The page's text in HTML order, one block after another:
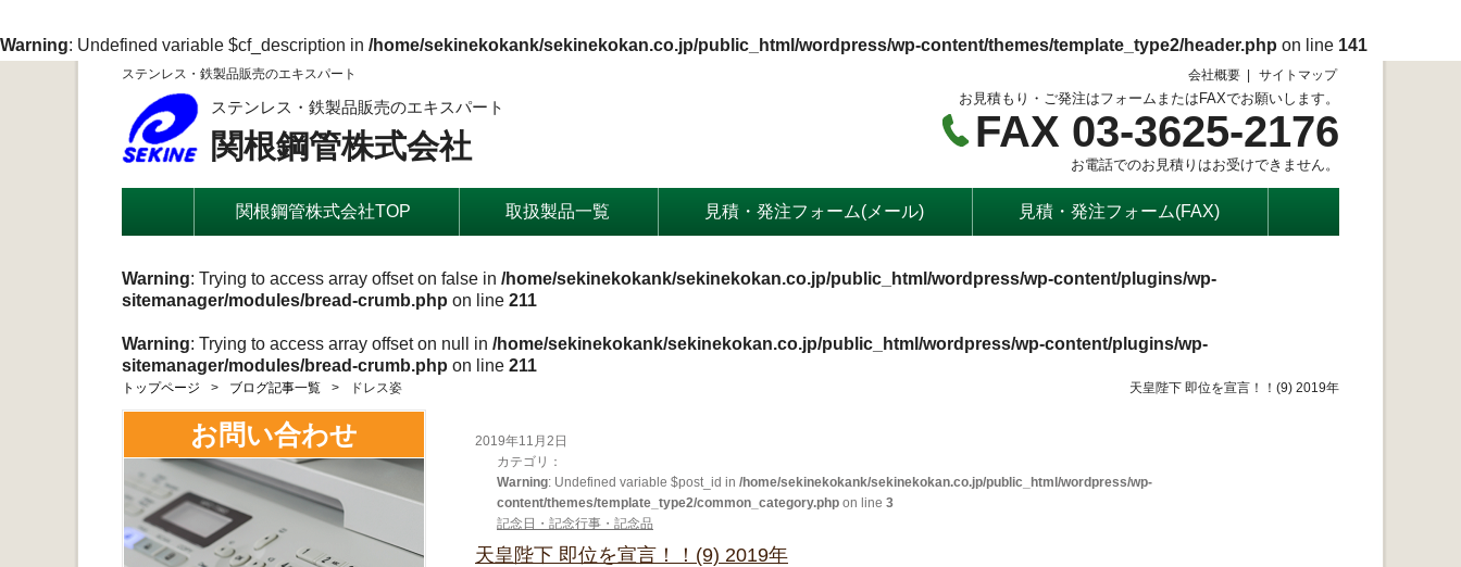
Warning: Undefined variable $cf_description in /home/sekinekokank/sekinekokan.co.jp/public_html/wordpress/wp-content/themes/template_type2/header.php on line 141
ステンレス・鉄製品販売のエキスパート 会社概要 サイトマップ
ステンレス・鉄製品販売のエキスパート
関根鋼管株式会社
お見積もり・ご発注はフォームまたはFAXでお願いします。
FAX 03-3625-2176
お電話でのお見積りはお受けできません。
関根鋼管株式会社TOP 取扱製品一覧 見積・発注フォーム(メール) 見積・発注フォーム(FAX)
Warning: Trying to access array offset on false in /home/sekinekokank/sekinekokan.co.jp/public_html/wordpress/wp-content/plugins/wp-
sitemanager/modules/bread-crumb.php on line 211
Warning: Trying to access array offset on null in /home/sekinekokank/sekinekokan.co.jp/public_html/wordpress/wp-content/plugins/wp-
sitemanager/modules/bread-crumb.php on line 211
トップページ ブログ記事一覧 ドレス姿 天皇陛下 即位を宣言！！(9) 2019年
2019年11月2日
カテゴリ：
Warning: Undefined variable $post_id in /home/sekinekokank/sekinekokan.co.jp/public_html/wordpress/wp-
content/themes/template_type2/common_category.php on line 3
記念日・記念行事・記念品
天皇陛下 即位を宣言！！(9) 2019年
お問い合わせ